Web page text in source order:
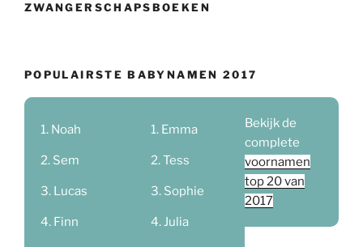
ZWANGERSCHAPSBOEKEN
POPULAIRSTE BABYNAMEN 2017
Noah
Sem
Lucas
Finn
Emma
Tess
Sophie
Julia
Bekijk de
complete
voornamen
top 20 van
2017